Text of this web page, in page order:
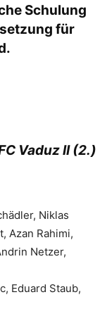
Schulung
für
Vaduz II (2.)
Niklas
Azan Rahimi,
Netzer,
Eduard Staub,